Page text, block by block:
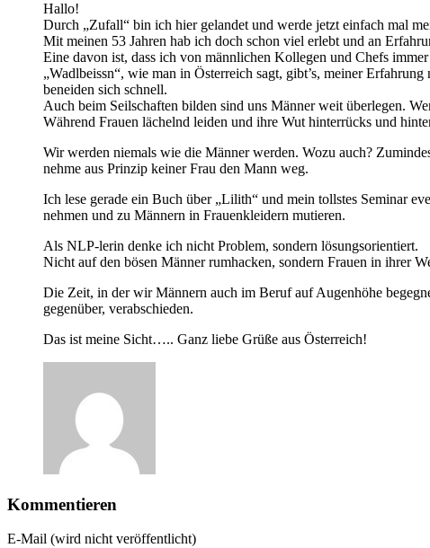
Hallo!
Durch „Zufall“ bin ich hier gelandet und werde jetzt einfach mal
Mit meinen 53 Jahren hab ich doch schon viel erlebt und an
Eine davon ist, dass ich von männlichen Kollegen und Chefs
„Wadlbeissn“, wie man in Österreich sagt, gibt’s, meiner
beneiden sich schnell.
Auch beim Seilschaften bilden sind uns Männer weit überlegen.
Während Frauen lächelnd leiden und ihre Wut hinterrücks und
Wir werden niemals wie die Männer werden. Wozu auch?
nehme aus Prinzip keiner Frau den Mann weg.
Ich lese gerade ein Buch über „Lilith“ und mein tollstes Seminar
nehmen und zu Männern in Frauenkleidern mutieren.
Als NLP-lerin denke ich nicht Problem, sondern lösungsorientiert.
Nicht auf den bösen Männer rumhacken, sondern Frauen in ihrer
Die Zeit, in der wir Männern auch im Beruf auf Augenhöhe
gegenüber, verabschieden.
Das ist meine Sicht….. Ganz liebe Grüße aus Österreich!
Kommentieren
E-Mail (wird nicht veröffentlicht)